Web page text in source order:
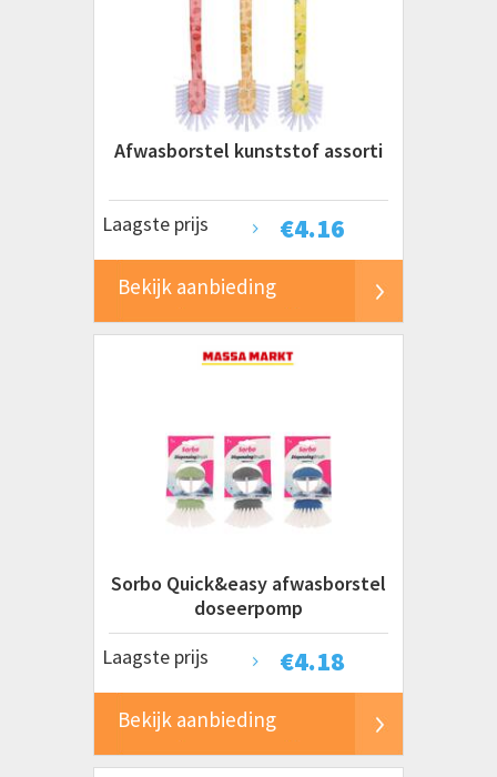
Afwasborstel kunststof assorti
€4.16
Laagste prijs
Bekijk aanbieding
Sorbo Quick&easy afwasborstel
doseerpomp
€4.18
Laagste prijs
Bekijk aanbieding